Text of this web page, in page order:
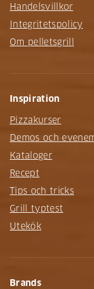
Handelsvillkor
Integritetspolicy
Om pelletsgrill
Inspiration
Pizzakurser
Demos och
Kataloger
Recept
Tips och tricks
Grill typtest
Utekök
Brands